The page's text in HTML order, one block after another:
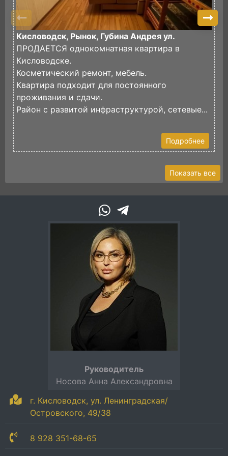
Кисловодск, Рынок, Губина Андрея ул.
ПРОДАЕТСЯ однокомнатная квартира в
Кисловодске.
Косметический ремонт, мебель.
Квартира подходит для постоянного
проживания и сдачи.
Район с развитой инфраструктурой, сетевые...
Подробнее
Показать все
г. Кисловодск, ул. Ленинградская/
Островского, 49/38
8 928 351-68-65
Руководитель
Носова Анна Александровна